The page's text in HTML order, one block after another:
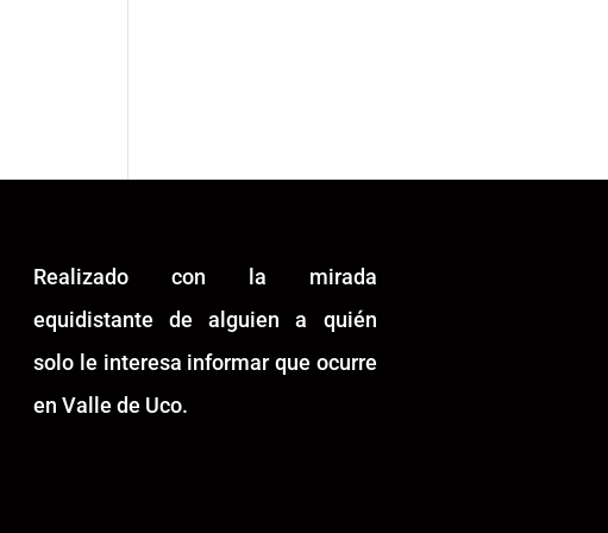
Realizado con la mirada
equidistante de alguien a quién
solo le interesa informar que ocurre
en Valle de Uco.